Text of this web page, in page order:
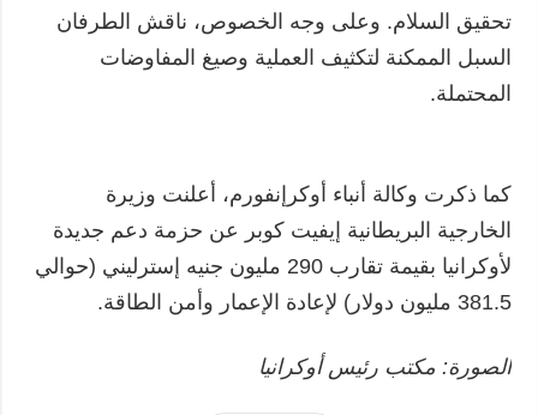
تحقيق السلام. وعلى وجه الخصوص، ناقش الطرفان
السبل الممكنة لتكثيف العملية وصيغ المفاوضات
المحتملة.
كما ذكرت وكالة أنباء أوكرإنفورم، أعلنت وزيرة
الخارجية البريطانية إيفيت كوبر عن حزمة دعم جديدة
لأوكرانيا بقيمة تقارب 290 مليون جنيه إسترليني (حوالي
381.5 مليون دولار) لإعادة الإعمار وأمن الطاقة.
الصورة: مكتب رئيس أوكرانيا